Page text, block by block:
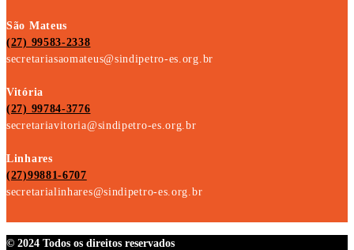
São Mateus
(27) 99583-2338
secretariasaomateus@sindipetro-es.org.br
Vitória
(27) 99784-3776
secretariavitoria@sindipetro-es.org.br
Linhares
(27)99881-6707
secretarialinhares@sindipetro-es.org.br
© 2024 Todos os direitos reservados